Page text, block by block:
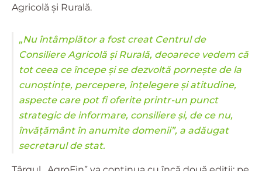
Agricolă și Rurală.
„Nu întâmplător a fost creat Centrul de
Consiliere Agricolă și Rurală, deoarece vedem că
tot ceea ce începe și se dezvoltă pornește de la
cunoștințe, percepere, înțelegere și atitudine,
aspecte care pot fi oferite printr-un punct
strategic de informare, consiliere și, de ce nu,
învățământ în anumite domenii”, a adăugat
secretarul de stat.